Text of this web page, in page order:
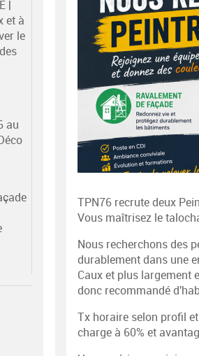
|
et à
le
au
TPN76 recrute deux
Vous maîtrisez le
Nous recherchons des
durablement dans une
Caux et plus largement
donc recommandé
Tx horaire selon profil
charge à 60% et